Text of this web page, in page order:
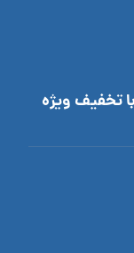
تخفیف ویژه